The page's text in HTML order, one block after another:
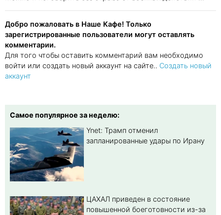
Добро пожаловать в Наше Кафе! Только
зарегистрированные пользователи могут оставлять
комментарии.
Для того чтобы оставить комментарий вам необходимо
войти или создать новый аккаунт на сайте.. Создать новый
аккаунт
Самое популярное за неделю:
Ynet: Трамп отменил
запланированные удары по Ирану
ЦАХАЛ приведен в состояние
повышенной боеготовности из-за